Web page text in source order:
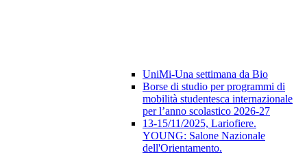
UniMi-Una settimana da Bio
Borse di studio per programmi di
mobilità studentesca internazionale
per l’anno scolastico 2026-27
13-15/11/2025, Lariofiere.
YOUNG: Salone Nazionale
dell'Orientamento.